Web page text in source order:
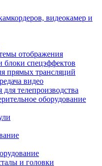
видеокамер и
отображения
спецэффектов
прямых трансляций
видео
телепроизводства
оборудование
и головки